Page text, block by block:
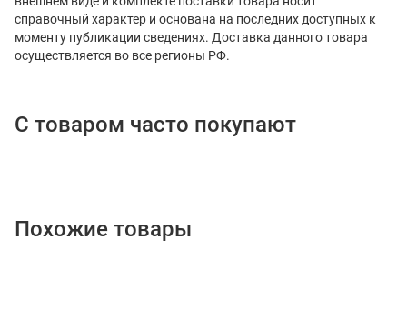
справочный характер и основана на последних доступных к
моменту публикации сведениях. Доставка данного товара
осуществляется во все регионы РФ.
С товаром часто покупают
Похожие товары